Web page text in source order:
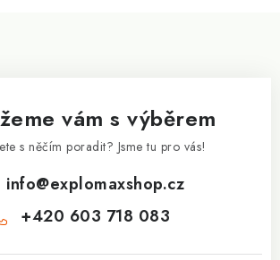
vám s výběrem
s něčím poradit? Jsme tu pro vás!
info@explomaxshop.cz
+420 603 718 083